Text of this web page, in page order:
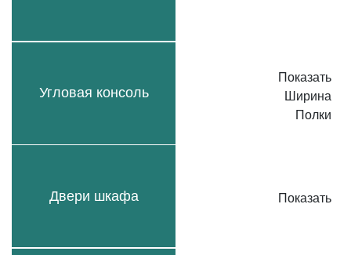
Угловая консоль
Двери шкафа
Показать
Ширина
Полки
Показать